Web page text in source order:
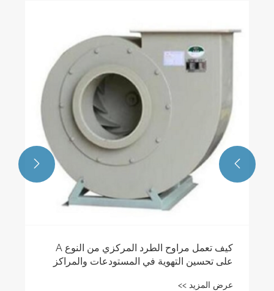
كيف تعمل مراوح الطرد المركزي من النوع A
على تحسين التهوية في المستودعات والمراكز
عرض المزيد >>

